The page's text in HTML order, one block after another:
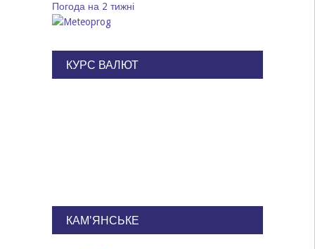
Погода на 2 тижні
КУРС ВАЛЮТ
КАМ'ЯНСЬКЕ